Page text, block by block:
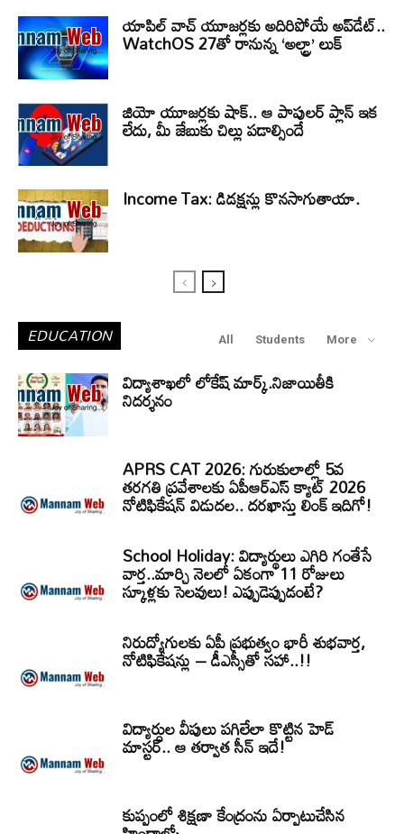
యాపిల్ వాచ్ యూజర్లకు అదిరిపోయే అప్‌డేట్..
WatchOS 27తో రానున్న ‘అల్ట్రా’ లుక్
జియో యూజర్లకు షాక్.. ఆ పాపులర్ ప్లాన్ ఇక
లేదు, మీ జేబుకు చిల్లు పడాల్సిందే
Income Tax: డిడక్షన్లు కొనసాగుతాయా.
EDUCATION All Students More
విద్యాశాఖలో లోకేష్ మార్క్.నిజాయితీకి
నిదర్శనం
APRS CAT 2026: గురుకులాల్లో 5వ
తరగతి ప్రవేశాలకు ఏపీఆర్‌ఎస్‌ క్యాట్‌ 2026
నోటిఫికేషన్‌ విడుదల.. దరఖాస్తు లింక్‌ ఇదిగో!
School Holiday: విద్యార్థులు ఎగిరి గంతేసే
వార్త..మార్చి నెలలో ఏకంగా 11 రోజులు
స్కూళ్లకు సెలవులు! ఎప్పుడెప్పుడంటే?
నిరుద్యోగులకు ఏపీ ప్రభుత్వం భారీ శుభవార్త,
నోటిఫికేషన్లు – డీఎస్సీతో సహా..!!
విద్యార్ధుల వీపులు పగిలేలా కొట్టిన హెడ్
మాస్టర్.. ఆ తర్వాత సీన్‌ ఇదే!
కుప్పంలో శిక్షణా కేంద్రంను ఏర్పాటుచేసిన